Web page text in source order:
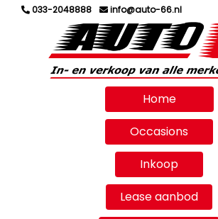
033-2048888 info@auto-66.nl
Home
Occasions
Inkoop
Lease aanbod